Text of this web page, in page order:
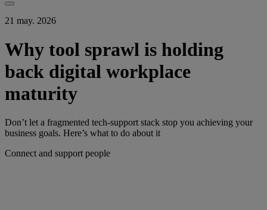
21 may. 2026
Why tool sprawl is holding
back digital workplace
maturity
Don’t let a fragmented tech-support stack stop you achieving your
business goals. Here’s what to do about it
Connect and support people